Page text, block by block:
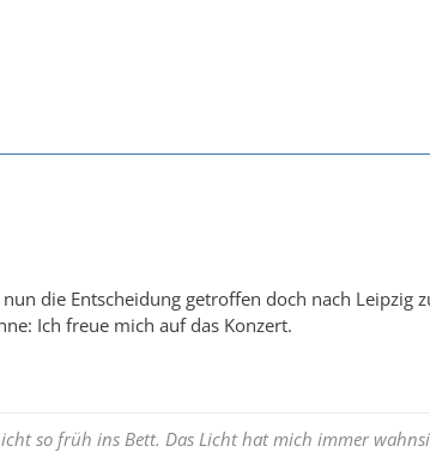
die Entscheidung getroffen doch nach Leipzig
Ich freue mich auf das Konzert.
so früh ins Bett. Das Licht hat mich immer